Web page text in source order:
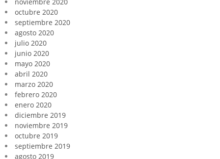
octubre 2020
septiembre 2020
agosto 2020
julio 2020
junio 2020
mayo 2020
abril 2020
marzo 2020
febrero 2020
enero 2020
diciembre 2019
noviembre 2019
octubre 2019
septiembre 2019
agosto 2019